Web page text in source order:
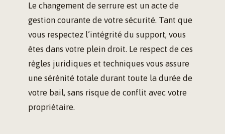
Le changement de serrure est un acte de
gestion courante de votre sécurité. Tant que
vous respectez l’intégrité du support, vous
êtes dans votre plein droit. Le respect de ces
règles juridiques et techniques vous assure
une sérénité totale durant toute la durée de
votre bail, sans risque de conflit avec votre
propriétaire.